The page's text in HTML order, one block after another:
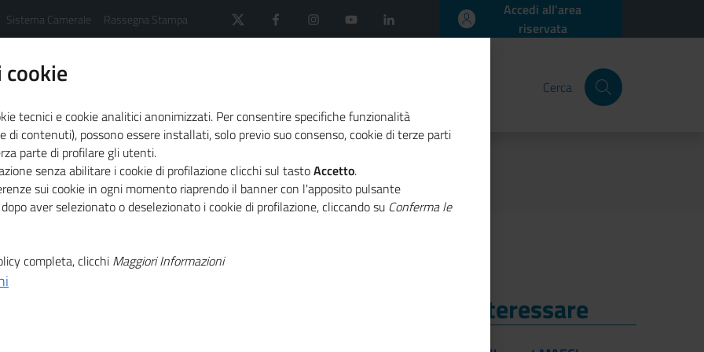
Sistema Camerale Rassegna Stampa
Accedi all'area
riservata
Cerca
sistema camerale
Primo Piano
edizione del progetto
2022:
edizione del
Ti Potrebbe Interessare
tecnici e cookie analitici anonimizzati. Per consentire specifiche funzionalità
di contenuti), possono essere installati, solo previo suo consenso, cookie di terze parti
parte di profilare gli utenti.
senza abilitare i cookie di profilazione clicchi sul tastoAccetto.
sui cookie in ogni momento riaprendo il banner con l'apposito pulsante
aver selezionato o deselezionato i cookie di profilazione, cliccando su Conferma le
completa, clicchi Maggiori Informazioni